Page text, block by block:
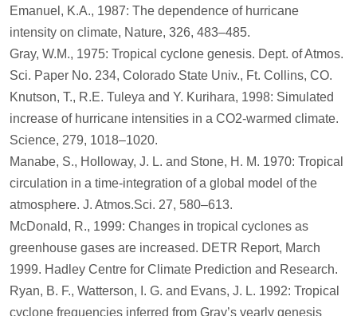
Emanuel, K.A., 1987: The dependence of hurricane
intensity on climate, Nature, 326, 483–485.
Gray, W.M., 1975: Tropical cyclone genesis. Dept. of Atmos.
Sci. Paper No. 234, Colorado State Univ., Ft. Collins, CO.
Knutson, T., R.E. Tuleya and Y. Kurihara, 1998: Simulated
increase of hurricane intensities in a CO2-warmed climate.
Science, 279, 1018–1020.
Manabe, S., Holloway, J. L. and Stone, H. M. 1970: Tropical
circulation in a time-integration of a global model of the
atmosphere. J. Atmos.Sci. 27, 580–613.
McDonald, R., 1999: Changes in tropical cyclones as
greenhouse gases are increased. DETR Report, March
1999. Hadley Centre for Climate Prediction and Research.
Ryan, B. F., Watterson, I. G. and Evans, J. L. 1992: Tropical
cyclone frequencies inferred from Gray’s yearly genesis